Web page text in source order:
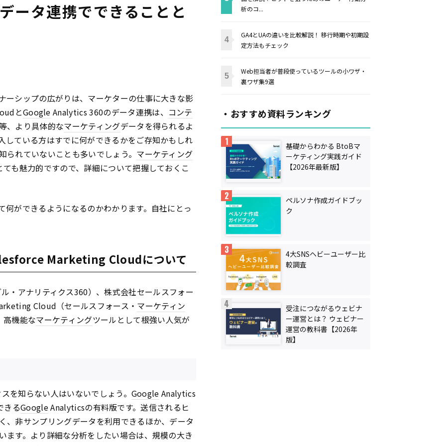
タ連携でできることと
ーシップの広がりは、マーケターの仕事に大きな影
とGoogle Analytics 360のデータ連携は、 コンテ
、より具体的なマーケティングデータを得られるよ
している方はすでに何ができるかをご存知かもしれ
れていないことも多いでしょう。 マーケティング
も魅力的ですので、詳細について把握しておくこ
ができるようになるのかわかります。自社にとっ
Marketing Cloudについて
・アナリティクス360）、株式会社セールスフォー
Cloud（セールスフォース・ マーケティン
高機能なマーケティングツールとして根強い人気が
を知らない人はいないでしょう。 Google Analytics
きるGoogleAnalyticsの有料版です。送信されるヒ
、非サンプリングデータを利用できるほか、データ
ます。より詳細な分析をしたい場合は、規模の大き
析のコ...
GA4とUAの違いを比較解説！ 移行時期や初期設
定方法もチェック
Web担当者が普段使っているツールの小ワザ・
裏ワザ集9選
・おすすめ資料ランキング
基礎からわかる BtoBマ
ーケティング実践ガイド
【2026年最新版】
ペルソナ作成ガイドブッ
ク
4大SNSヘビーユーザー比
較調査
受注につながるウェビナ
ー運営とは？ ウェビナー
運営の教科書【2026年
版】